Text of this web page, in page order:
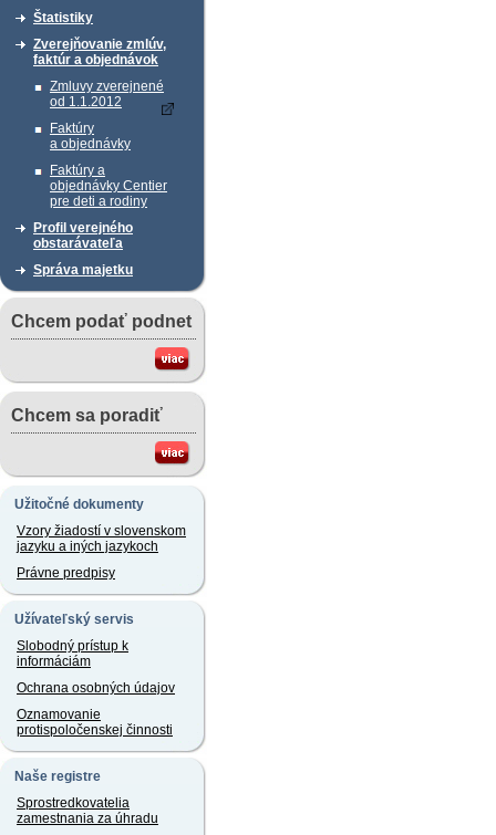
Štatistiky
Zverejňovanie zmlúv,
faktúr a objednávok
Zmluvy zverejnené
od 1.1.2012
Faktúry
a objednávky
Faktúry a
objednávky Centier
pre deti a rodiny
Profil verejného
obstarávateľa
Správa majetku
Chcem podať podnet
Chcem sa poradiť
Užitočné dokumenty
Vzory žiadostí v slovenskom
jazyku a iných jazykoch
Právne predpisy
Užívateľský servis
Slobodný prístup k
informáciám
Ochrana osobných údajov
Oznamovanie
protispoločenskej činnosti
Naše registre
Sprostredkovatelia
zamestnania za úhradu